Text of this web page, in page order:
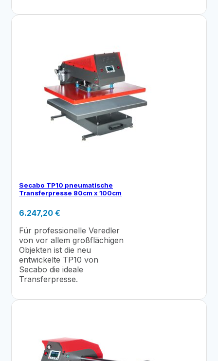
Secabo TP10 pneumatische
Transferpresse 80cm x 100cm
6.247,20 €
Für professionelle Veredler
von vor allem großflächigen
Objekten ist die neu
entwickelte TP10 von
Secabo die ideale
Transferpresse.